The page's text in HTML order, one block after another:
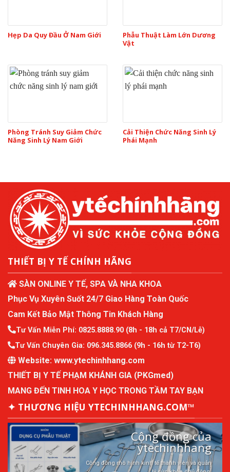
Hẹp Da Quy Đầu Ở Nam Giới
Phẫu Thuật Làm Lớn Dương
Vật
Phòng Tránh Suy Giảm Chức
Năng Sinh Lý Nam Giới
Cải Thiện Chức Năng Sinh Lý
Phái Mạnh
THIẾT BỊ Y TẾ CHÍNH HÃNG
SÀN ONLINE Y TẾ, SPA VÀ NHA KHOA
Phục Vụ Xuyên Suốt 24/7 Giao Hàng Toàn Quốc
Cam Kết Bảo Mật Thông Tin Khách Hàng
Tư Vấn Miễn Phí: 0825.8888.90 (8h - 18h cả T7/CN/Lễ)
Tư Vấn Chuyên Gia: 096.345.8866 (9h - 16h từ T2-T6)
Website: www.ytechinhhang.com
THIẾT BỊ Y TẾ PHẠM KHÁNH GIA (PKGmed)
MANG ĐẾN TINH HOA Y HỌC TRONG TẦM TAY BẠN
✦ THƯƠNG HIỆU YTECHINHHANG.COM™
Cộng đồng của
ytechinhhang
Cộng đồng mô hình kinh tế thành viên và quản